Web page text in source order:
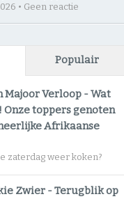
• Geen reactie
Populair
Majoor Verloop -Wat
toppers genoten
Afrikaanse
zaterdag weer koken?
Zwier -Terugblik op